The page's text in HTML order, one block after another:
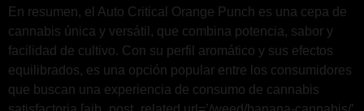
En resumen, el Auto Critical Orange Punch es una cepa de
cannabis única y versátil, que combina potencia, sabor y
facilidad de cultivo. Con su perfil aromático y sus efectos
equilibrados, es una opción popular entre los consumidores
que buscan una experiencia de consumo de cannabis